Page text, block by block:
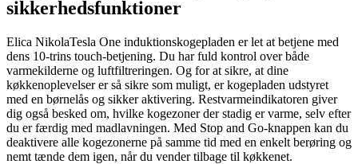
sikkerhedsfunktioner
Elica NikolaTesla One induktionskogepladen er let at betjene med
dens 10-trins touch-betjening. Du har fuld kontrol over både
varmekilderne og luftfiltreringen. Og for at sikre, at dine
køkkenoplevelser er så sikre som muligt, er kogepladen udstyret
med en børnelås og sikker aktivering. Restvarmeindikatoren giver
dig også besked om, hvilke kogezoner der stadig er varme, selv efter
du er færdig med madlavningen. Med Stop and Go-knappen kan du
deaktivere alle kogezonerne på samme tid med en enkelt berøring og
nemt tænde dem igen, når du vender tilbage til køkkenet.